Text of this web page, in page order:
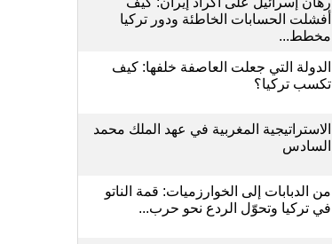
أفشلت الحسابات الخاطئة ودور تركيا
مخطط...
الدولة التي جعلت العاصفة خلفها: كيف
تكسب تركيا؟
الاستراتيجية المغربية في عهد الملك محمد
السادس
من الدبابات إلى الخوارزميات: قمة الناتو
في تركيا وتحوّل الردع نحو حرب...